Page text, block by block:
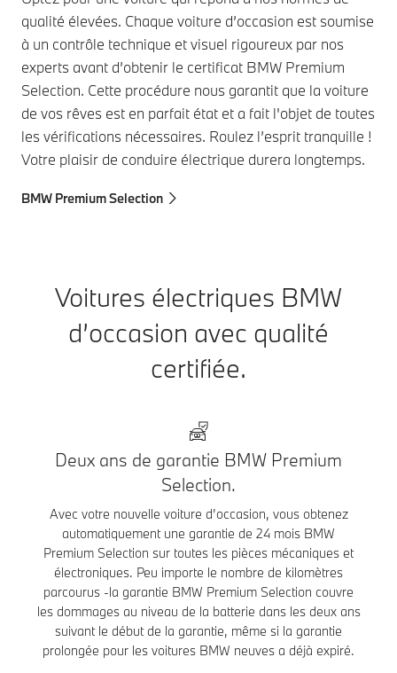
qualité élevées. Chaque voiture d’occasion est soumise
à un contrôle technique et visuel rigoureux par nos
experts avant d’obtenir le certificat BMW Premium
Selection. Cette procédure nous garantit que la voiture
de vos rêves est en parfait état et a fait l'objet de toutes
les vérifications nécessaires. Roulez l’esprit tranquille !
Votre plaisir de conduire électrique durera longtemps.
BMW Premium Selection
Voitures électriques BMW
d’occasion avec qualité
certifiée.
Deux ans de garantie BMW Premium
Selection.
Avec votre nouvelle voiture d’occasion, vous obtenez
automatiquement une garantie de 24 mois BMW
Premium Selection sur toutes les pièces mécaniques et
électroniques. Peu importe le nombre de kilomètres
parcourus -la garantie BMW Premium Selection couvre
les dommages au niveau de la batterie dans les deux ans
suivant le début de la garantie, même si la garantie
prolongée pour les voitures BMW neuves a déjà expiré.